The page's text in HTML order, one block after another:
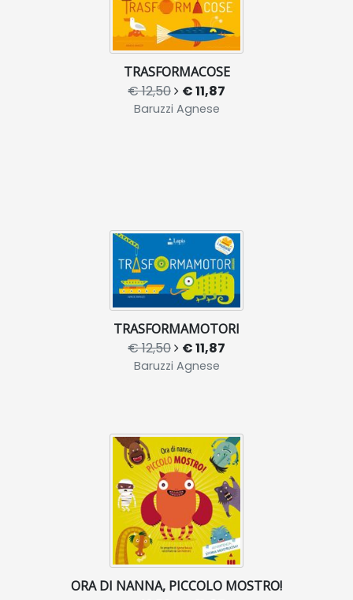
TRASFORMACOSE
€ 12,50 € 11,87
Baruzzi Agnese
TRASFORMAMOTORI
€ 12,50 € 11,87
Baruzzi Agnese
ORA DI NANNA, PICCOLO MOSTRO!